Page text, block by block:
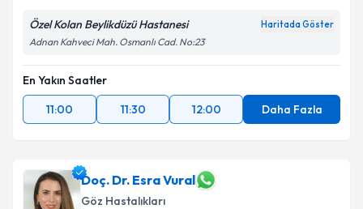
Özel Kolan Beylikdüzü Hastanesi Haritada Göster
Adnan Kahveci Mah. Osmanlı Cad. No:23
En Yakın Saatler
11:00
11:30 12:00 Daha Fazla
Doç. Dr. Esra Vural
Göz Hastalıkları